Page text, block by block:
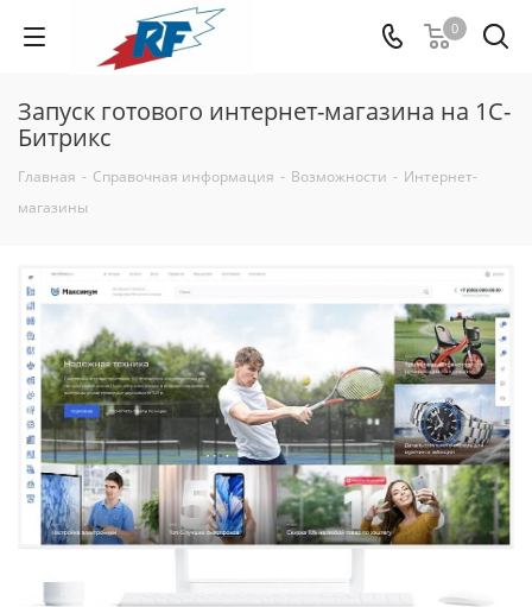
0
Запуск готового интернет-магазина на 1С-
Битрикс
Главная - Справочная информация - Возможности - Интернет-
магазины